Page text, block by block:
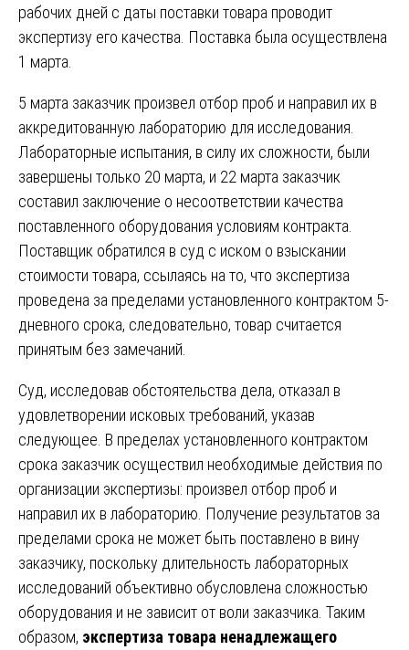
рабочих дней с даты поставки товара проводит
экспертизу его качества. Поставка была осуществлена
1 марта.
5 марта заказчик произвел отбор проб и направил их в
аккредитованную лабораторию для исследования.
Лабораторные испытания, в силу их сложности, были
завершены только 20 марта, и 22 марта заказчик
составил заключение о несоответствии качества
поставленного оборудования условиям контракта.
Поставщик обратился в суд с иском о взыскании
стоимости товара, ссылаясь на то, что экспертиза
проведена за пределами установленного контрактом 5-
дневного срока, следовательно, товар считается
принятым без замечаний.
Суд, исследовав обстоятельства дела, отказал в
удовлетворении исковых требований, указав
следующее. В пределах установленного контрактом
срока заказчик осуществил необходимые действия по
организации экспертизы: произвел отбор проб и
направил их в лабораторию. Получение результатов за
пределами срока не может быть поставлено в вину
заказчику, поскольку длительность лабораторных
исследований объективно обусловлена сложностью
оборудования и не зависит от воли заказчика. Таким
образом, экспертиза товара ненадлежащего